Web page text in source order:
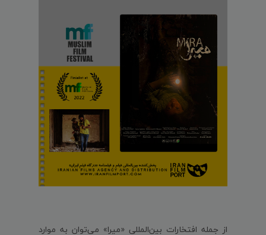
از جمله افتخارات بین‌المللی «میرا» می‌توان به موارد